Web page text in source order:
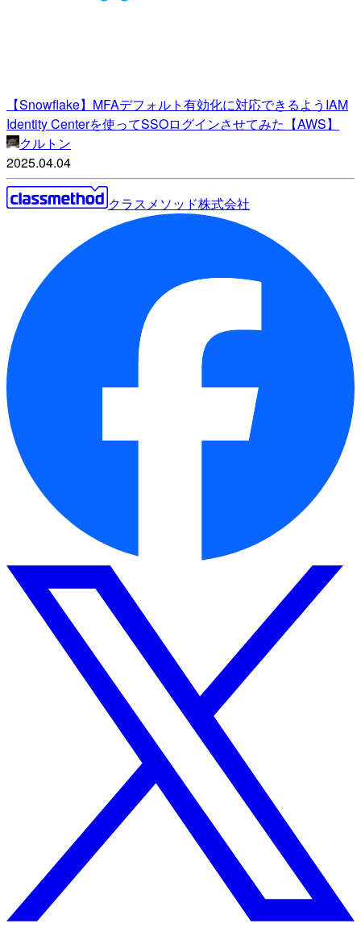
【Snowflake】MFAデフォルト有効化に対応できるようIAM
Identity Centerを使ってSSOログインさせてみた【AWS】
クルトン
2025.04.04
クラスメソッド株式会社